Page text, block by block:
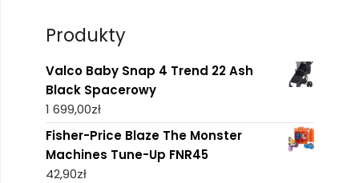
Produkty
Valco Baby Snap 4 Trend 22 Ash
Black Spacerowy
1 699,00zł
Fisher-Price Blaze The Monster
Machines Tune-Up FNR45
42,90zł